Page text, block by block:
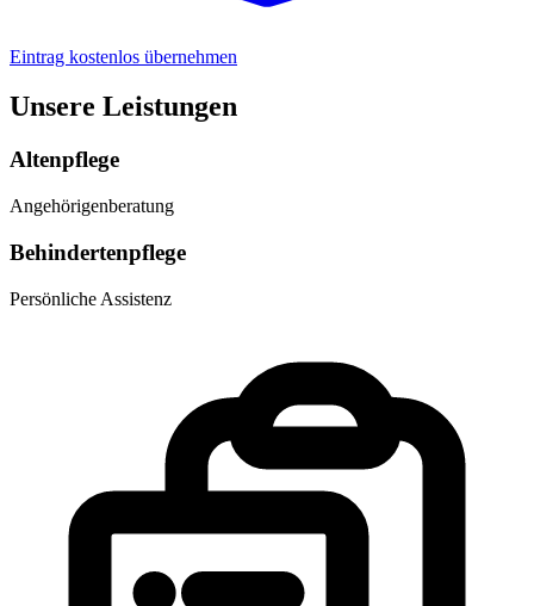
Eintrag kostenlos übernehmen
Unsere Leistungen
Altenpflege
Angehörigenberatung
Behindertenpflege
Persönliche Assistenz